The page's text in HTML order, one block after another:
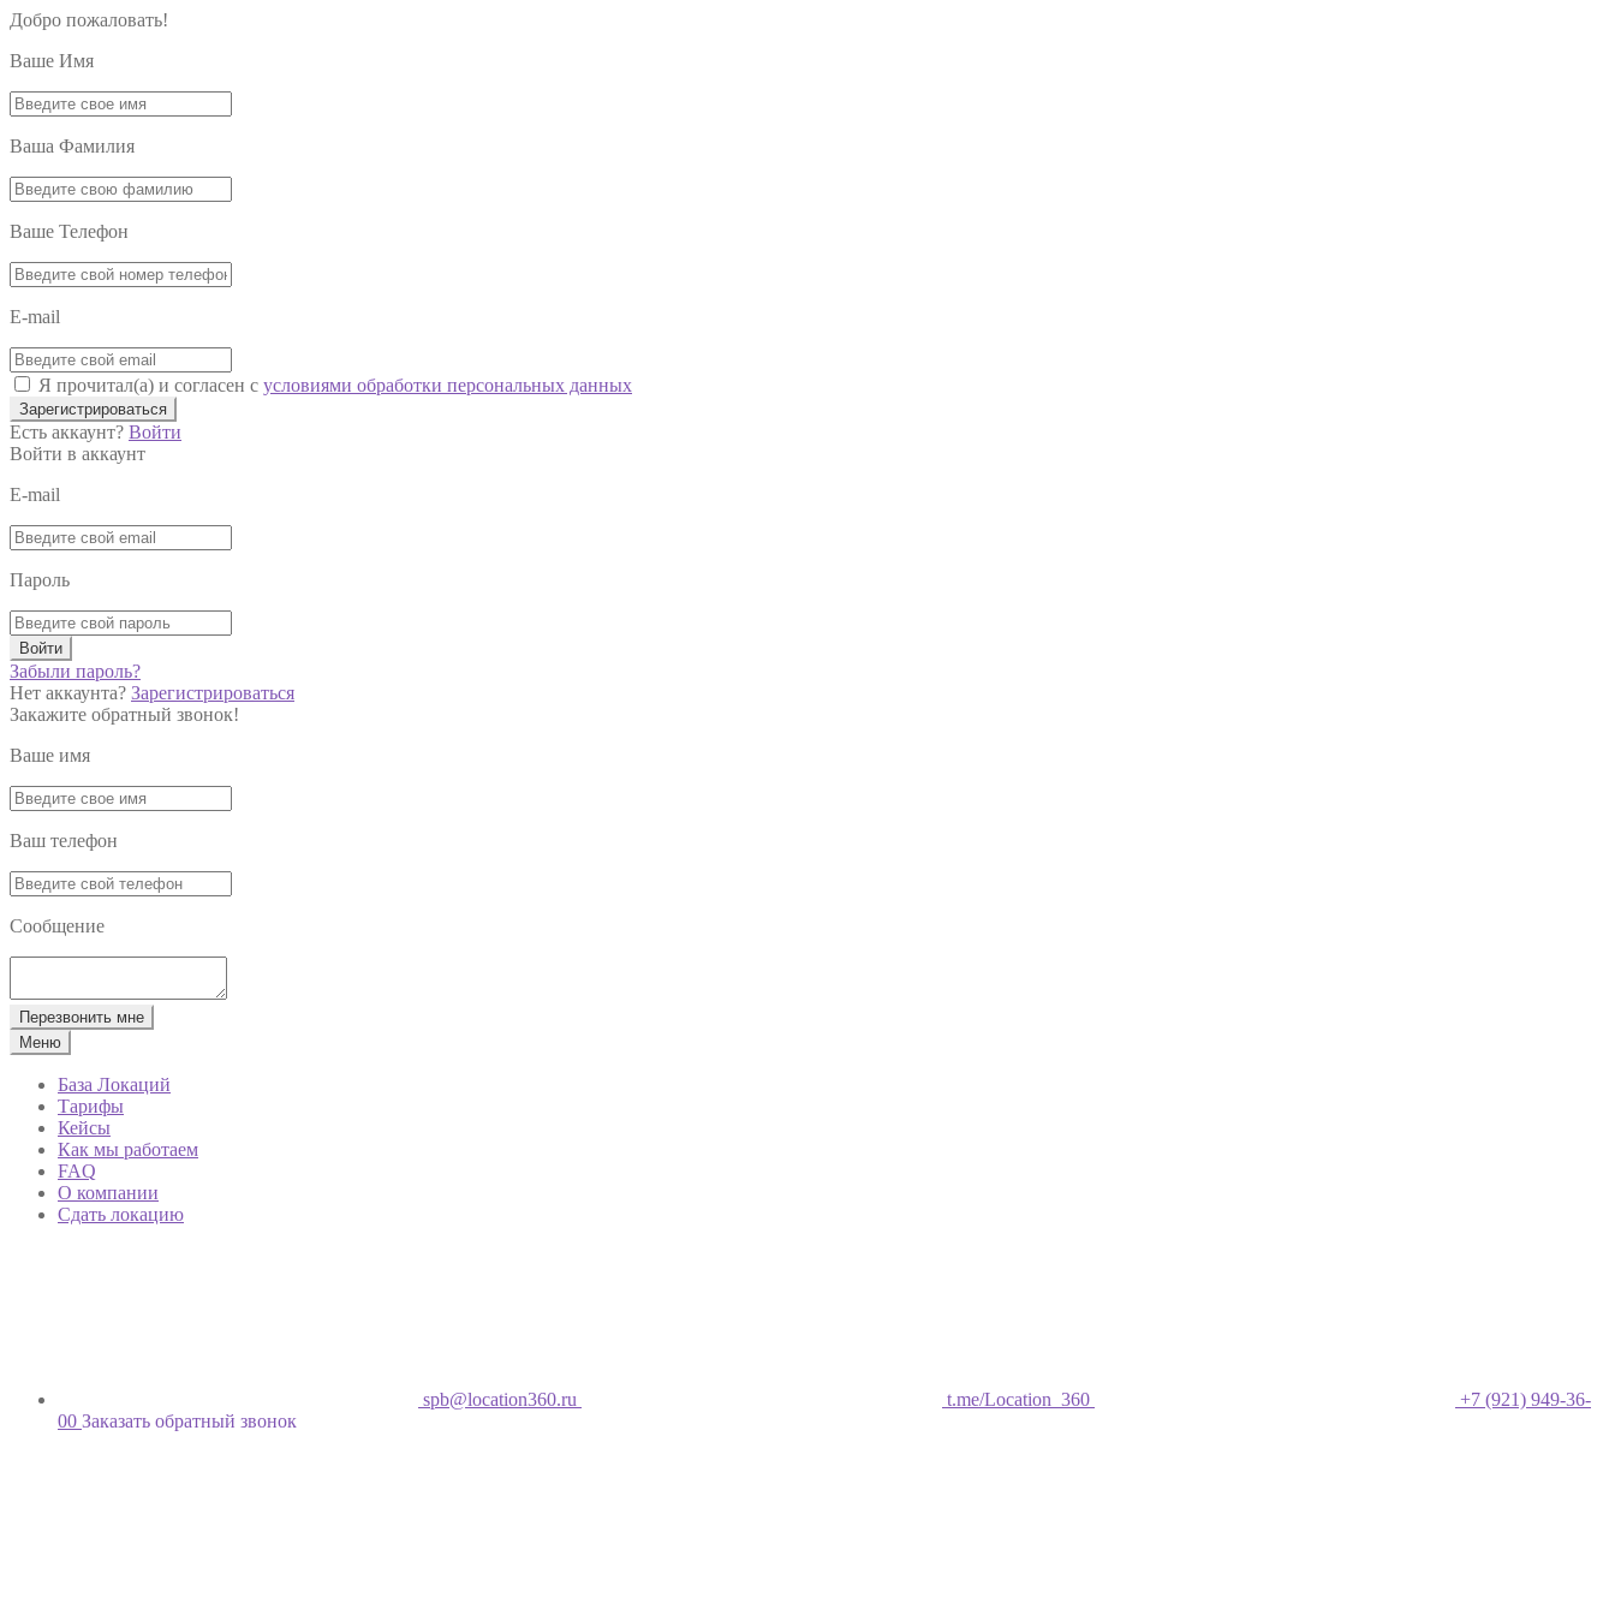
Добро пожаловать!
Ваше Имя
Ваша Фамилия
Ваше Телефон
E-mail
Я прочитал(а) и согласен с условиями обработки персональных данных
Зарегистрироваться
Есть аккаунт? Войти
Войти в аккаунт
E-mail
Пароль
Войти
Забыли пароль?
Нет аккаунта? Зарегистрироваться
Закажите обратный звонок!
Ваше имя
Ваш телефон
Сообщение
Перезвонить мне
Меню
База Локаций
Тарифы
Кейсы
Как мы работаем
FAQ
О компании
Сдать локацию
spb@location360.ru t.me/Location_360
+7 (921) 949-36-
00 Заказать обратный звонок